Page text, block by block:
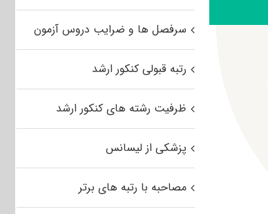
سرفصل ها و ضرایب دروس آزمون
رتبه قبولی کنکور ارشد
ظرفیت رشته های کنکور ارشد
پزشکی از لیسانس
مصاحبه با رتبه های برتر